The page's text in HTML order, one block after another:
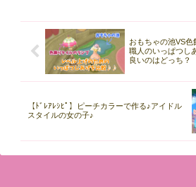
おもちゃの池VS
職人のいっぱつし
良いのはどっち？
【ﾄﾞﾚｱﾚｼﾋﾟ】ピーチカラーで作る♪アイドル
スタイルの女の子♪